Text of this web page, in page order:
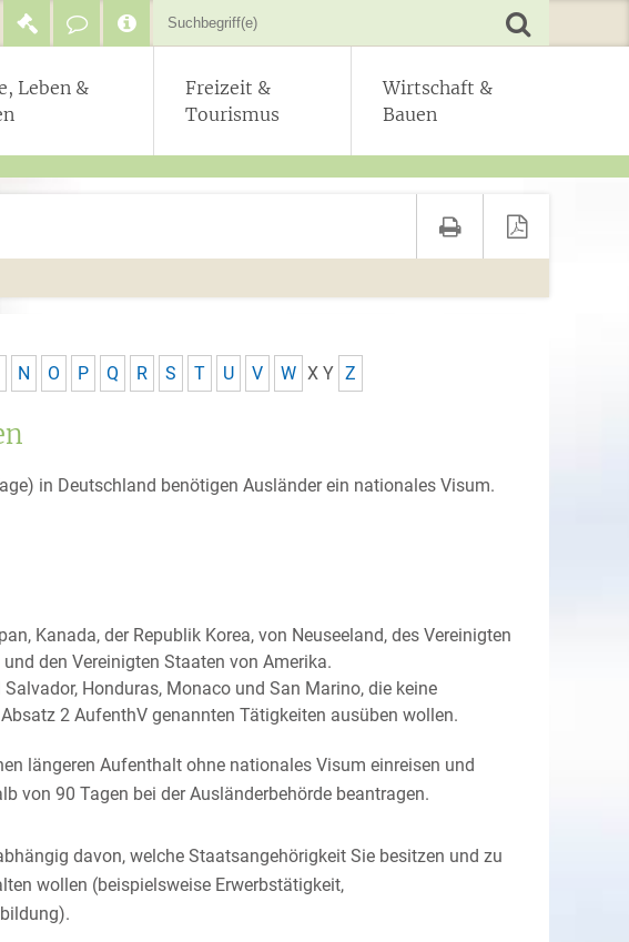
Leben &
Freizeit &
Tourismus
Wirtschaft &
Bauen
N O P Q R S T U V W X Y Z
in Deutschland benötigen Ausländer ein nationales Visum.
Kanada, der Republik Korea, von Neuseeland, des Vereinigten
den Vereinigten Staaten von Amerika.
Honduras, Monaco und San Marino, die keine
2 AufenthV genannten Tätigkeiten ausüben wollen.
längeren Aufenthalt ohne nationales Visum einreisen und
von 90 Tagen bei der Ausländerbehörde beantragen.
davon, welche Staatsangehörigkeit Sie besitzen und zu
wollen (beispielsweise Erwerbstätigkeit,